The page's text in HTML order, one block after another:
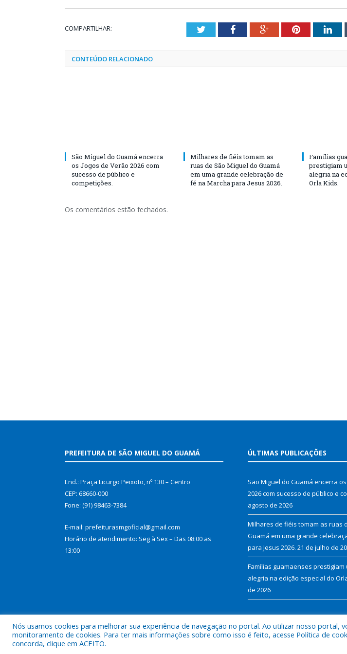
COMPARTILHAR: TwitterFacebookGoogle+Pinterest
CONTEÚDO RELACIONADO
São Miguel do Guamá encerra
os Jogos de Verão 2026 com
sucesso de público e
competições.
Milhares de fiéis tomam as
ruas de São Miguel do Guamá
em uma grande celebração de
fé na Marcha para Jesus 2026.
Famílias
prestigiam
alegria na
Orla Kids.
Os comentários estão fechados.
PREFEITURA DE SÃO MIGUEL DO GUAMÁ
End.: Praça Licurgo Peixoto, nº 130 – Centro
CEP: 68660-000
Fone: (91) 98463-7384
E-mail: prefeiturasmgoficial@gmail.com
Horário de atendimento: Seg à Sex – Das 08:00 as
13:00
ÚLTIMAS PUBLICAÇÕES
São Miguel do Guamá encerra
2026 com sucesso de público e
agosto de 2026
Milhares de fiéis tomam as ruas
Guamá em uma grande
para Jesus 2026. 21 de julho de
Famílias guamaenses
alegria na edição especial do
de 2026
Nós usamos cookies para melhorar sua experiência de navegação no portal. Ao utilizar nosso portal,
monitoramento de cookies. Para ter mais informações sobre como isso é feito, acesse Política de
concorda, clique em ACEITO.